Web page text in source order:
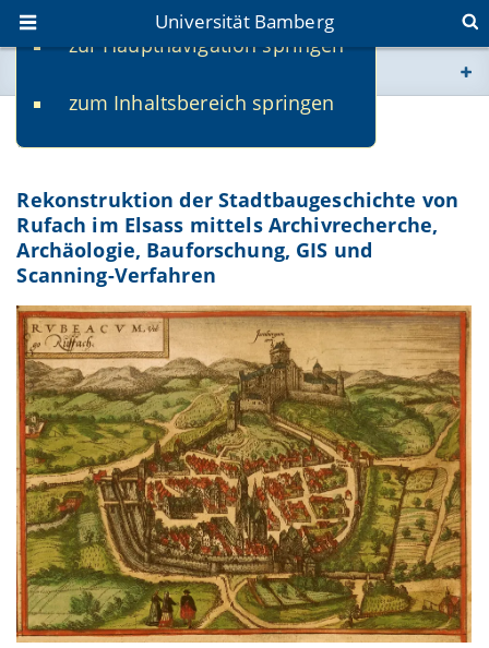
zur Hauptnavigation springen
zum Inhaltsbereich springen
Universität Bamberg
www.uni-bamberg.de
fis.uni-bamberg.de
Rubiacum
Rekonstruktion der Stadtbaugeschichte von
Rufach im Elsass mittels Archivrecherche,
Archäologie, Bauforschung, GIS und
Scanning-Verfahren